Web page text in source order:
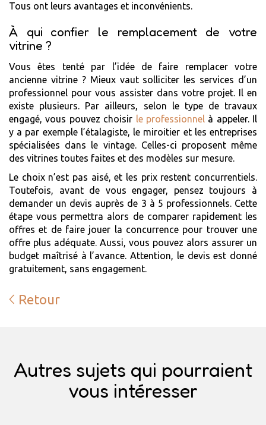
Tous ont leurs avantages et inconvénients.
À qui confier le remplacement de votre
vitrine ?
Vous êtes tenté par l’idée de faire remplacer votre
ancienne vitrine ? Mieux vaut solliciter les services d’un
professionnel pour vous assister dans votre projet. Il en
existe plusieurs. Par ailleurs, selon le type de travaux
engagé, vous pouvez choisir le professionnelà appeler. Il
y a par exemple l’étalagiste, le miroitier et les entreprises
spécialisées dans le vintage. Celles-ci proposent même
des vitrines toutes faites et des modèles sur mesure.
Le choix n’est pas aisé, et les prix restent concurrentiels.
Toutefois, avant de vous engager, pensez toujours à
demander un devis auprès de 3 à 5 professionnels. Cette
étape vous permettra alors de comparer rapidement les
offres et de faire jouer la concurrence pour trouver une
offre plus adéquate. Aussi, vous pouvez alors assurer un
budget maîtrisé à l’avance. Attention, le devis est donné
gratuitement, sans engagement.
Retour
Autres sujets qui pourraient
vous intéresser